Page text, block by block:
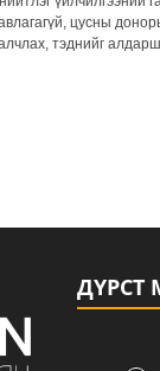
цусны
тэднийг
ДҮРСТ